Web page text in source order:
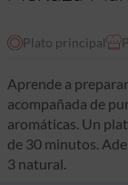
Plato principal
Aprende a
acompañada de
aromáticas. Un
de 30 minutos.
3 natural.